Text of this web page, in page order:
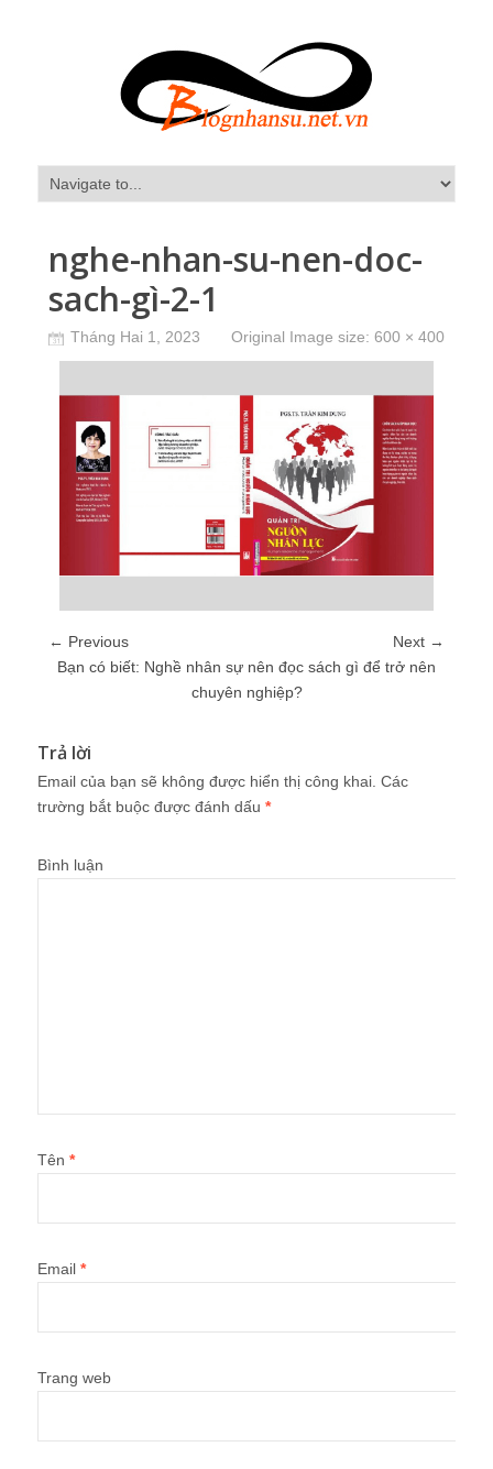
nghe-nhan-su-nen-doc-
sach-gì-2-1
Tháng Hai 1, 2023 Original Image size: 600 × 400
← Previous
Next →
Bạn có biết: Nghề nhân sự nên đọc sách gì để trở nên
chuyên nghiệp?
Trả lời
Email của bạn sẽ không được hiển thị công khai. Các
trường bắt buộc được đánh dấu *
Bình luận
Tên *
Email *
Trang web